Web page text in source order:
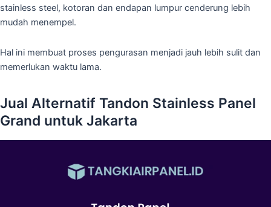
stainless steel, kotoran dan endapan lumpur cenderung lebih
mudah menempel.
Hal ini membuat proses pengurasan menjadi jauh lebih sulit dan
memerlukan waktu lama.
Jual Alternatif Tandon Stainless Panel
Grand untuk Jakarta